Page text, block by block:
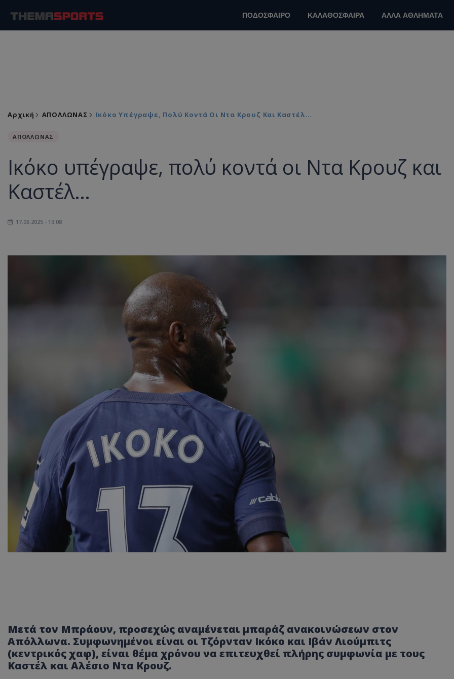
ΠΟΔΟΣΦΑΙΡΟ ΚΑΛΑΘΟΣΦΑΙΡΑ ΑΛΛΑ ΑΘΛΗΜΑΤΑ
Αρχική ΑΠΟΛΛΩΝΑΣ Ικόκο Υπέγραψε, Πολύ Κοντά Οι Ντα Κρουζ Και Καστέλ…
ΑΠΟΛΛΩΝΑΣ
Ικόκο υπέγραψε, πολύ κοντά οι Ντα Κρουζ και
Καστέλ…
17.06.2025 - 13:08
Μετά τον Μπράουν, προσεχώς αναμένεται μπαράζ ανακοινώσεων στον
Απόλλωνα. Συμφωνημένοι είναι οι Τζόρνταν Ικόκο και Ιβάν Λιούμπιτς
(κεντρικός χαφ), είναι θέμα χρόνου να επιτευχθεί πλήρης συμφωνία με τους
Καστέλ και Αλέσιο Ντα Κρουζ.